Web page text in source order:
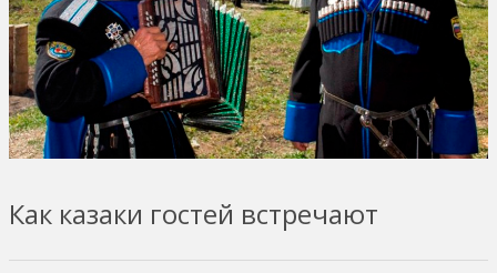
Как казаки гостей встречают